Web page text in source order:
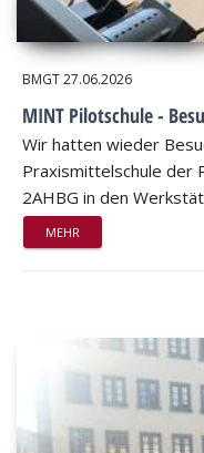
BMGT27.06.2026
MINT Pilotschule -
Wir hatten wieder
Praxismittelschule der
2AHBG in den
MEHR